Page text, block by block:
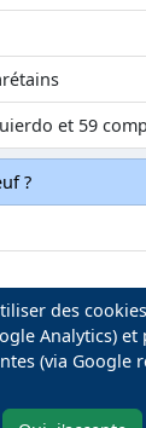
et 59
?
des
Analytics)
(via Google